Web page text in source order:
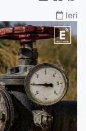
Ieri